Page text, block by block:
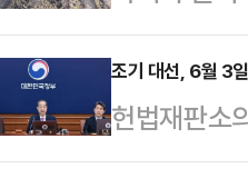
4년 중임제
하다. 그 이
내가 그 자
좋다면, 국
령"이…
잿빛으로 변
기 약수터’
위장병과
소이지만 이
조기 대선, 6월 3
헌법재판소
일이 오는 6